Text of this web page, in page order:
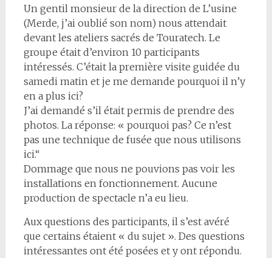
Un gentil monsieur de la direction de L’usine
(Merde, j’ai oublié son nom) nous attendait
devant les ateliers sacrés de Touratech. Le
groupe était d’environ 10 participants
intéressés. C’était la première visite guidée du
samedi matin et je me demande pourquoi il n’y
en a plus ici?
J’ai demandé s’il était permis de prendre des
photos. La réponse: « pourquoi pas? Ce n’est
pas une technique de fusée que nous utilisons
ici.“
Dommage que nous ne pouvions pas voir les
installations en fonctionnement. Aucune
production de spectacle n’a eu lieu.
Aux questions des participants, il s’est avéré
que certains étaient « du sujet ». Des questions
intéressantes ont été posées et y ont répondu.